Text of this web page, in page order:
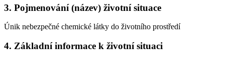
3. Pojmenování (název) životní situace
Únik nebezpečné chemické látky do životního prostředí
4. Základní informace k životní situaci